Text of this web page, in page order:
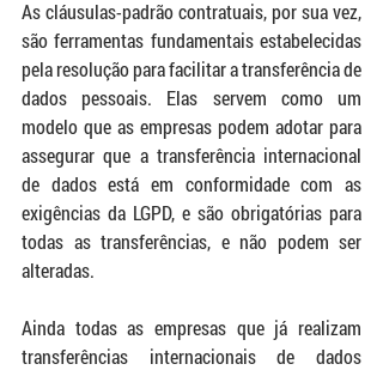
As cláusulas-padrão contratuais, por sua vez,
são ferramentas fundamentais estabelecidas
pela resolução para facilitar a transferência de
dados pessoais. Elas servem como um
modelo que as empresas podem adotar para
assegurar que a transferência internacional
de dados está em conformidade com as
exigências da LGPD, e são obrigatórias para
todas as transferências, e não podem ser
alteradas.
Ainda todas as empresas que já realizam
transferências internacionais de dados